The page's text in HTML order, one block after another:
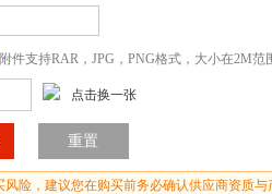
附件支持RAR，JPG，PNG格式，大小在2M范
点击换一张
险，建议您在购买前务必确认供应商资质与